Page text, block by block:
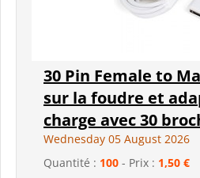
30 Pin Female to
sur la foudre et
charge avec 30
Wednesday 05 August 2026
Quantité : 100 - Prix : 1,50 €